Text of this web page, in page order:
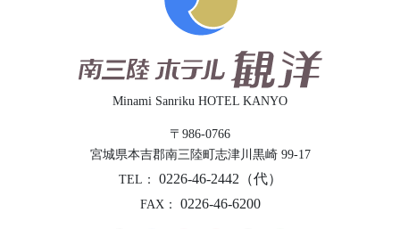
Minami Sanriku HOTEL KANYO
〒986-0766
宮城県本吉郡南三陸町志津川黒崎 99-17
TEL：
0226-46-2442（代）
FAX： 0226-46-6200